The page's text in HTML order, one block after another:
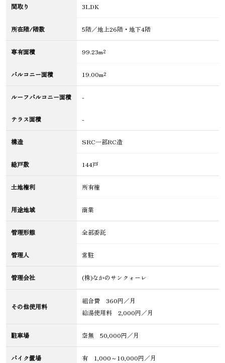
間取り 3LDK
所在階/階数 5階／地上26階・地下4階
専有面積 99.23m²
バルコニー面積 19.00m²
ルーフバルコニー面積 -
テラス面積 -
構造 SRC一部RC造
総戸数 144戸
土地権利 所有権
用途地域 商業
管理形態 全部委託
管理人 常駐
管理会社 (株)なかのサンクォーレ
その他使用料
組合費 360円／月
給湯使用料 2,000円／月
駐車場 空無 50,000円／月
バイク置場 有 1,000～10,000円／月